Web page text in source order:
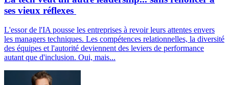
ses vieux réflexes
L'essor de l'IA pousse les entreprises à revoir leurs attentes envers
les managers techniques. Les compétences relationnelles, la diversité
des équipes et l'autorité deviennent des leviers de performance
autant que d'inclusion. Oui, mais...